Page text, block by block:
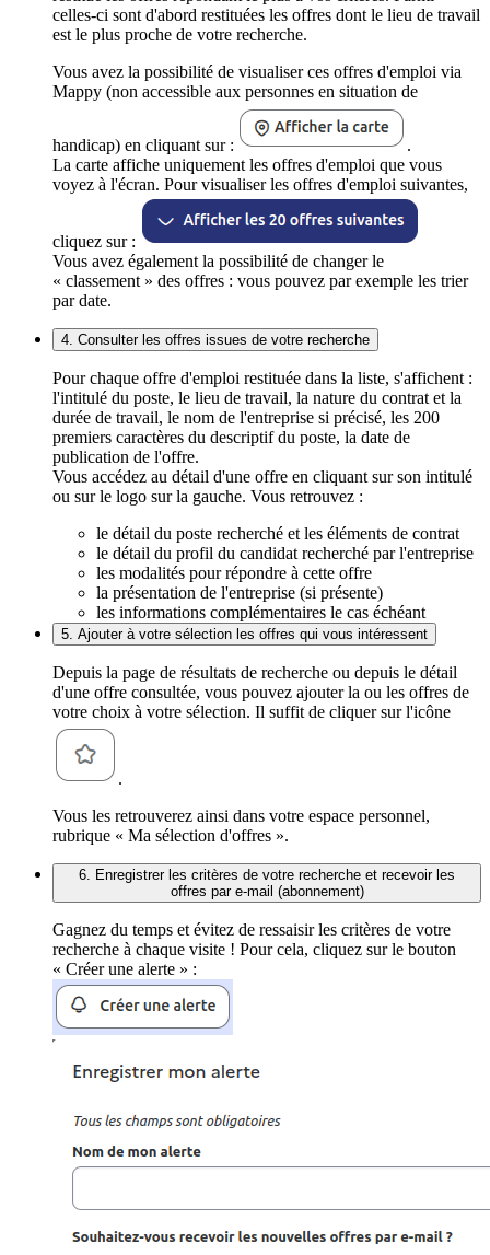
celles-ci sont d'abord restituées les offres dont le lieu de travail
est le plus proche de votre recherche.
Vous avez la possibilité de visualiser ces offres d'emploi via
Mappy (non accessible aux personnes en situation de
handicap) en cliquant sur :
.
La carte affiche uniquement les offres d'emploi que vous
voyez à l'écran. Pour visualiser les offres d'emploi suivantes,
cliquez sur :
Vous avez également la possibilité de changer le
« classement » des offres : vous pouvez par exemple les trier
par date.
4. Consulter les offres issues de votre recherche
Pour chaque offre d'emploi restituée dans la liste, s'affichent :
l'intitulé du poste, le lieu de travail, la nature du contrat et la
durée de travail, le nom de l'entreprise si précisé, les 200
premiers caractères du descriptif du poste, la date de
publication de l'offre.
Vous accédez au détail d'une offre en cliquant sur son intitulé
ou sur le logo sur la gauche. Vous retrouvez :
le détail du poste recherché et les éléments de contrat
le détail du profil du candidat recherché par l'entreprise
les modalités pour répondre à cette offre
la présentation de l'entreprise (si présente)
les informations complémentaires le cas échéant
5. Ajouter à votre sélection les offres qui vous intéressent
Depuis la page de résultats de recherche ou depuis le détail
d'une offre consultée, vous pouvez ajouter la ou les offres de
votre choix à votre sélection. Il suffit de cliquer sur l'icône
.
Vous les retrouverez ainsi dans votre espace personnel,
rubrique « Ma sélection d'offres ».
6. Enregistrer les critères de votre recherche et recevoir les
offres par e-mail (abonnement)
Gagnez du temps et évitez de ressaisir les critères de votre
recherche à chaque visite ! Pour cela, cliquez sur le bouton
« Créer une alerte » :